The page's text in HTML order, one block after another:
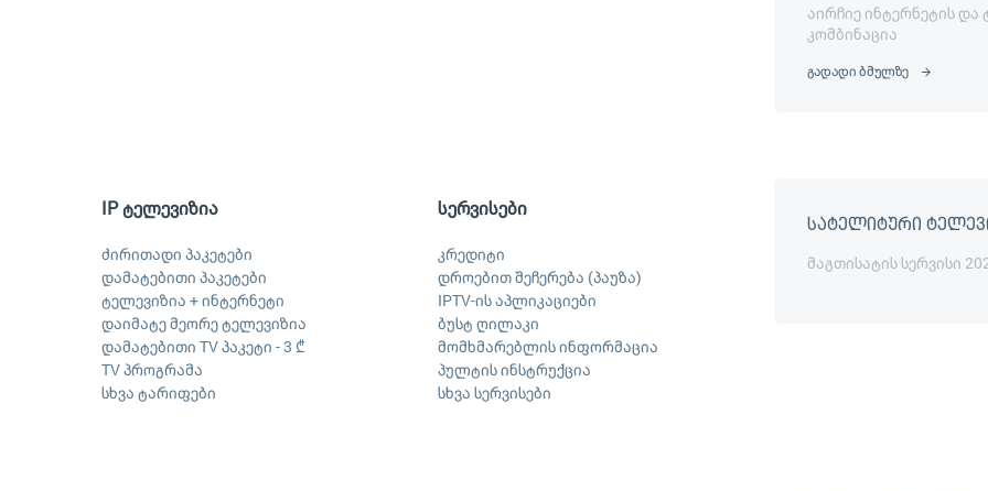
აირჩიე ინტერნეტის
კომბინაცია
გადადი ბმულზე
IP ტელევიზია
ძირითადი პაკეტები
დამატებითი პაკეტები
ტელევიზია + ინტერნეტი
დაიმატე მეორე ტელევიზია
დამატებითი TV პაკეტი - 3 ₾
TV პროგრამა
სხვა ტარიფები
სერვისები
კრედიტი
დროებით შეჩერება (პაუზა)
IPTV-ის აპლიკაციები
ბუსტ ღილაკი
მომხმარებლის ინფორმაცია
პულტის ინსტრუქცია
სხვა სერვისები
სატელიტური
მაგთისატის სერვისი